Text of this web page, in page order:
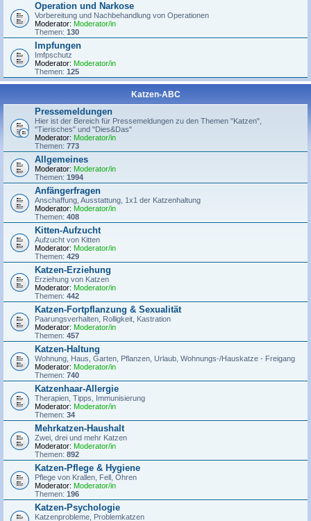
Operation und Narkose
Vorbereitung und Nachbehandlung von Operationen
Moderator: Moderator/in
Themen: 130
Impfungen
Imfpschutz
Moderator: Moderator/in
Themen: 125
Katzen-ABC
Pressemeldungen
Hier ist der Bereich für Pressemeldungen zu den Themen "Katzen",
"Tierisches" und "Dies&Das"
Moderator: Moderator/in
Themen: 773
Allgemeines
Moderator: Moderator/in
Themen: 1994
Anfängerfragen
Anschaffung, Ausstattung, 1x1 der Katzenhaltung
Moderator: Moderator/in
Themen: 408
Kitten-Aufzucht
Aufzucht von Kitten
Moderator: Moderator/in
Themen: 429
Katzen-Erziehung
Erziehung von Katzen
Moderator: Moderator/in
Themen: 442
Katzen-Fortpflanzung & Sexualität
Paarungsverhalten, Rolligkeit, Kastration
Moderator: Moderator/in
Themen: 457
Katzen-Haltung
Wohnung, Haus, Garten, Pflanzen, Urlaub, Wohnungs-/Hauskatze - Freigang
Moderator: Moderator/in
Themen: 740
Katzenhaar-Allergie
Therapien, Tipps, Immunisierung
Moderator: Moderator/in
Themen: 34
Mehrkatzen-Haushalt
Zwei, drei und mehr Katzen
Moderator: Moderator/in
Themen: 892
Katzen-Pflege & Hygiene
Pflege von Krallen, Fell, Ohren
Moderator: Moderator/in
Themen: 196
Katzen-Psychologie
Katzenprobleme, Problemkatzen